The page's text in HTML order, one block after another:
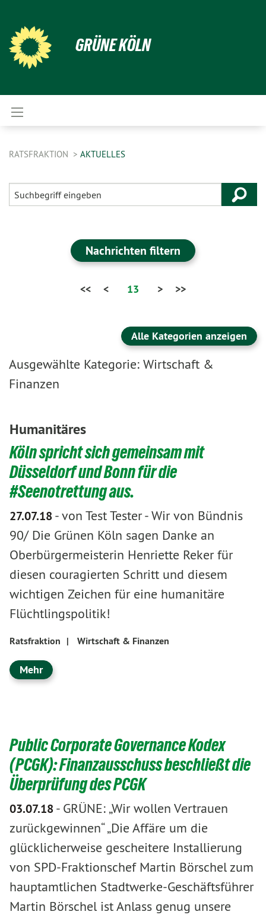
GRÜNE KÖLN
RATSFRAKTION AKTUELLES
Nachrichten filtern
<< < 13 > >>
Alle Kategorien anzeigen
Ausgewählte Kategorie: Wirtschaft &
Finanzen
Humanitäres
Köln spricht sich gemeinsam mit
Düsseldorf und Bonn für die
#Seenotrettung aus.
27.07.18-von Test Tester-Wir von Bündnis
90/ Die Grünen Köln sagen Danke an
Oberbürgermeisterin Henriette Reker für
diesen couragierten Schritt und diesem
wichtigen Zeichen für eine humanitäre
Flüchtlingspolitik!
Ratsfraktion | Wirtschaft & Finanzen
Mehr
Public Corporate Governance Kodex
(PCGK): Finanzausschuss beschließt die
Überprüfung des PCGK
03.07.18- GRÜNE: „Wir wollen Vertrauen
zurückgewinnen“ „Die Affäre um die
glücklicherweise gescheitere Installierung
von SPD-Fraktionschef Martin Börschel zum
hauptamtlichen Stadtwerke-Geschäftsführer
Martin Börschel ist Anlass genug unsere